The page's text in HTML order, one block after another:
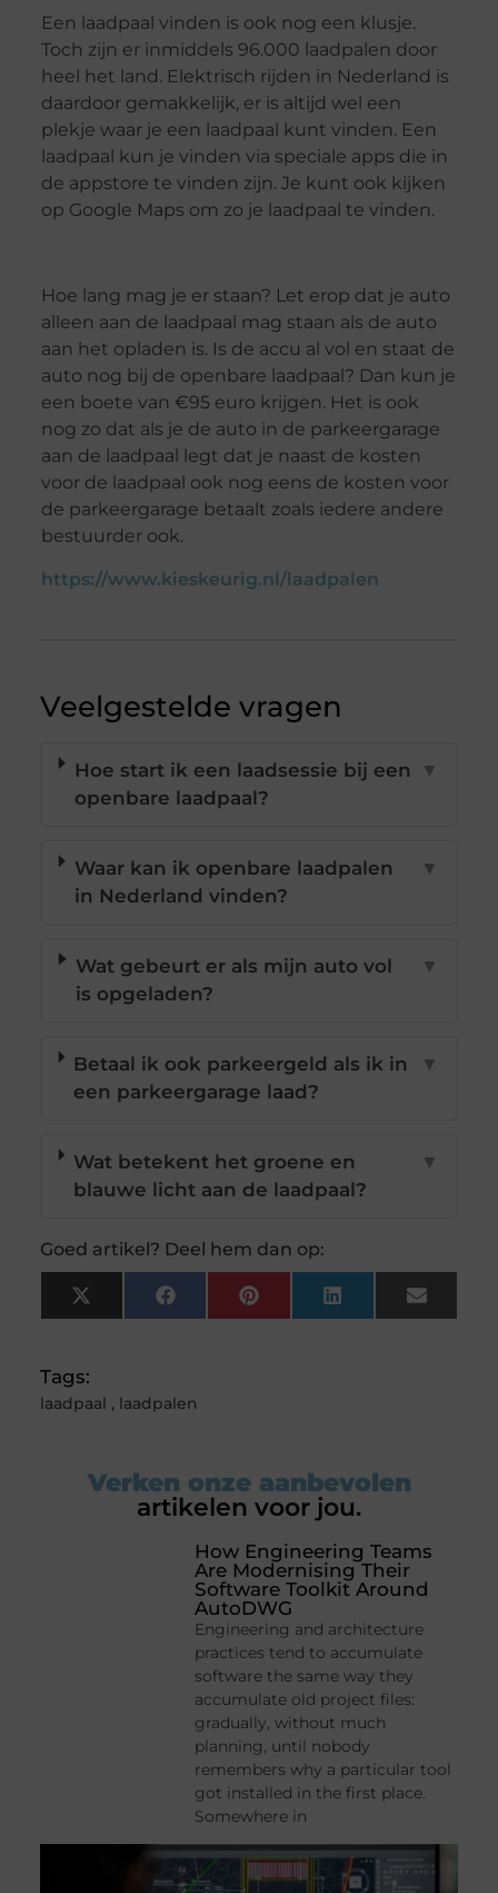
Een laadpaal vinden is ook nog een klusje.
Toch zijn er inmiddels 96.000 laadpalen door
heel het land. Elektrisch rijden in Nederland is
daardoor gemakkelijk, er is altijd wel een
plekje waar je een laadpaal kunt vinden. Een
laadpaal kun je vinden via speciale apps die in
de appstore te vinden zijn. Je kunt ook kijken
op Google Maps om zo je laadpaal te vinden.
Hoe lang mag je er staan? Let erop dat je auto
alleen aan de laadpaal mag staan als de auto
aan het opladen is. Is de accu al vol en staat de
auto nog bij de openbare laadpaal? Dan kun je
een boete van €95 euro krijgen. Het is ook
nog zo dat als je de auto in de parkeergarage
aan de laadpaal legt dat je naast de kosten
voor de laadpaal ook nog eens de kosten voor
de parkeergarage betaalt zoals iedere andere
bestuurder ook.
https://www.kieskeurig.nl/laadpalen
Veelgestelde vragen
Hoe start ik een laadsessie bij een
openbare laadpaal?
▼
Waar kan ik openbare laadpalen
in Nederland vinden?
▼
Wat gebeurt er als mijn auto vol
is opgeladen?
▼
Betaal ik ook parkeergeld als ik in
een parkeergarage laad?
▼
Wat betekent het groene en
blauwe licht aan de laadpaal?
▼
Goed artikel? Deel hem dan op:
X
(Twitter)
FacebookPinterestLinkedInEmail
Tags:
laadpaal , laadpalen
Verken onze aanbevolen
artikelen voor jou.
How Engineering Teams
Are Modernising Their
Software Toolkit Around
AutoDWG
Engineering and architecture
practices tend to accumulate
software the same way they
accumulate old project files:
gradually, without much
planning, until nobody
remembers why a particular tool
got installed in the first place.
Somewhere in